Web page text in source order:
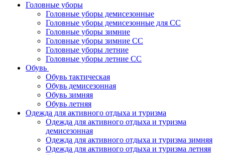
Головные уборы
Головные уборы демисезонные
Головные уборы демисезонные для СС
Головные уборы зимние
Головные уборы зимние СС
Головные уборы летние
Головные уборы летние СС
Обувь
Обувь тактическая
Обувь демисезонная
Обувь зимняя
Обувь летняя
Одежда для активного отдыха и туризма
Одежда для активного отдыха и туризма
демисезонная
Одежда для активного отдыха и туризма зимняя
Одежда для активного отдыха и туризма летняя